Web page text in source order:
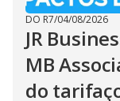
DO R7/04/08/2026
JR
MB
do